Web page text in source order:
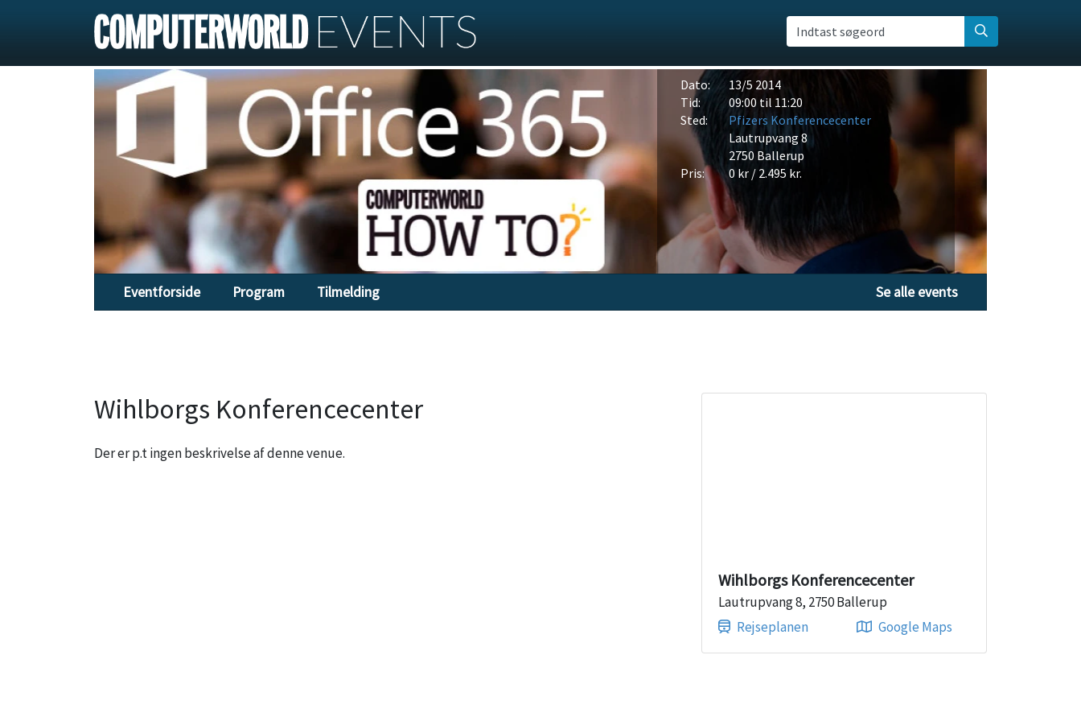
Indtast søgeord
Dato:
13/5 2014
Tid:
09:00 til 11:20
Sted:
Pfizers Konferencecenter
Lautrupvang 8
2750 Ballerup
Pris:
0 kr / 2.495 kr.
Eventforside Program Tilmelding Se alle events
Wihlborgs Konferencecenter
Der er p.t ingen beskrivelse af denne venue.
Wihlborgs Konferencecenter
Lautrupvang 8, 2750 Ballerup
Rejseplanen
Google Maps